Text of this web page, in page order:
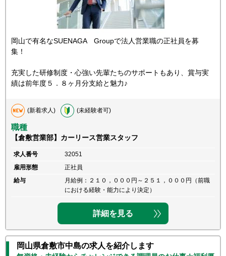
岡山で有名なSUENAGA Groupで法人営業職の正社員を募
集！
充実した研修制度・心強い先輩たちのサポートもあり、賞与実
績は前年度５．８ヶ月分支給と魅力♪
(新着求人) (未経験者可)
職種
【倉敷営業部】カーリース営業スタッフ
求人番号
32051
雇用形態
正社員
給与
月給例：２１０，０００円～２５１，０００円（前職
における経験・能力により決定）
詳細を見る
岡山県倉敷市中島の求人を紹介します